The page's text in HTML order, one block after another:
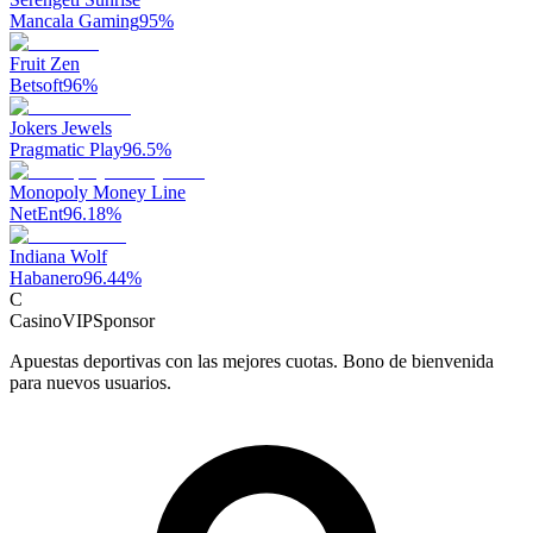
Mancala Gaming95%
Fruit Zen
Betsoft96%
Jokers Jewels
Pragmatic Play96.5%
Monopoly Money Line
NetEnt96.18%
Indiana Wolf
Habanero96.44%
C
CasinoVIPSponsor
Apuestas deportivas con las mejores cuotas. Bono de bienvenida
para nuevos usuarios.